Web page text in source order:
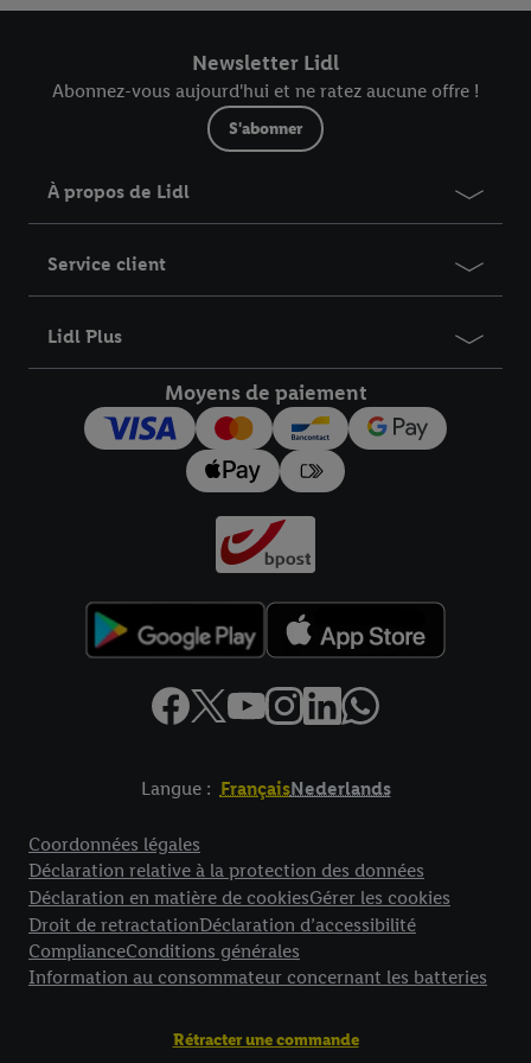
Newsletter Lidl
Abonnez-vous aujourd'hui et ne ratez aucune offre !
S'abonner
À propos de Lidl
Service client
Lidl Plus
Moyens de paiement
Langue : FrançaisNederlands
Coordonnées légales
Déclaration relative à la protection des données
Déclaration en matière de cookiesGérer les cookies
Droit de retractationDéclaration d’accessibilité
ComplianceConditions générales
Information au consommateur concernant les batteries
Rétracter une commande
traitement des données.
l’utilisation des technologies nécessaires. En cliquant sur «
Accepter », vous autorisez tous les traitements pour toutes les
finalités susmentionnées. Vous trouverez de plus amples
informations sur la durée de conservation des données et votre
droit de révoquer votre consentement à tout moment avec effet
pour l’avenir dans notre